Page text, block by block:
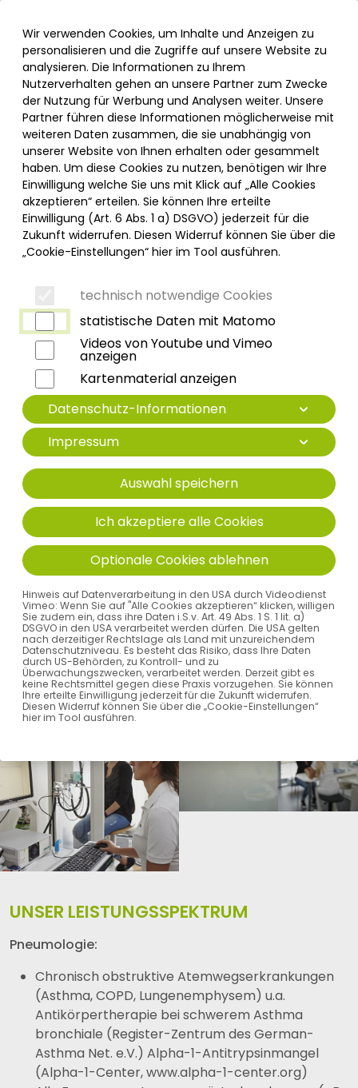
Informationen und Einstellungen zur Barrierefreiheit
Menü
PNEUMOLOGISCHE
ALLERGOLOGISCHE PRAXIS
KEMPTEN
KONTAKTDATEN
87439 Kempten
Tel.0831 530 2280
Fax 0831 530 2282
mvz-pneumologie-ke @klinikverbund-allgaeu
ÖFFNUNGSZEITEN
Mo 08:00
12:00
Mo
14:00
17:00
08:00
12:00
17:00
Kartenanzeige unterbunden - Cookie-
Einstellungen anpassen
UNSERE ÄRZTE
UNSER LEISTUNGSSPEKTRUM
Pneumologie:
Chronisch obstruktive Atemwegserkrankungen
(Asthma, COPD, Lungenemphysem) u.a.
Antikörpertherapie bei schwerem Asthma
bronchiale (Register-Zentrum des German-
Asthma Net. e.V.) Alpha-1-Antitrypsinmangel
(Alpha-1-Center, www.alpha-1-center.org)
Wir verwenden Cookies, um Inhalte und Anzeigen zu
personalisieren und die Zugriffe auf unsere Website zu
analysieren. Die Informationen zu Ihrem
Nutzerverhalten gehen an unsere Partner zum Zwecke
der Nutzung für Werbung und Analysen weiter. Unsere
Partner führen diese Informationen möglicherweise mit
weiteren Daten zusammen, die sie unabhängig von
unserer Website von Ihnen erhalten oder gesammelt
haben. Um diese Cookies zu nutzen, benötigen wir Ihre
Einwilligung welche Sie uns mit Klick auf „Alle Cookies
akzeptieren“ erteilen. Sie können Ihre erteilte
Einwilligung (Art. 6 Abs. 1 a) DSGVO) jederzeit für die
Zukunft widerrufen. Diesen Widerruf können Sie über die
„Cookie-Einstellungen“ hier im Tool ausführen.
technisch notwendige Cookies
statistische Daten mit Matomo
Videos von Youtube und Vimeo
anzeigen
Kartenmaterial anzeigen
Datenschutz-Informationen
Impressum
Auswahl speichern
Ich akzeptiere alle Cookies
Optionale Cookies ablehnen
Hinweis auf Datenverarbeitung in den USA durch Videodienst
Vimeo: Wenn Sie auf "Alle Cookies akzeptieren“ klicken, willigen
Sie zudem ein, dass ihre Daten i.S.v. Art. 49 Abs. 1 S. 1 lit. a)
DSGVO in den USA verarbeitet werden dürfen. Die USA gelten
nach derzeitiger Rechtslage als Land mit unzureichendem
Datenschutzniveau. Es besteht das Risiko, dass Ihre Daten
durch US-Behörden, zu Kontroll- und zu
Überwachungszwecken, verarbeitet werden. Derzeit gibt es
keine Rechtsmittel gegen diese Praxis vorzugehen. Sie können
Ihre erteilte Einwilligung jederzeit für die Zukunft widerrufen.
Diesen Widerruf können Sie über die „Cookie-Einstellungen“
hier im Tool ausführen.